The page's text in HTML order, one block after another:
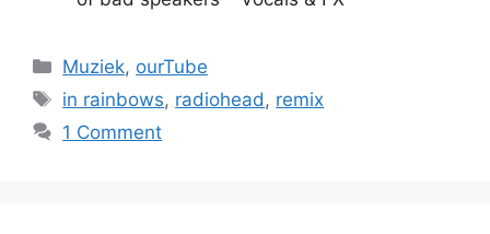
Categories
Muziek, ourTube
Tags
in rainbows, radiohead , remix
1 Comment